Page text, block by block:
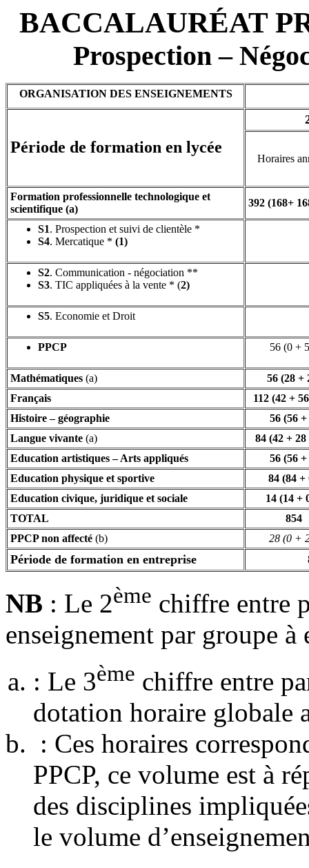
BACCALAURÉAT
Prospection –
ORGANISATION DES ENSEIGNEMENTS
Période de formation en lycée
Horaires
Formation professionnelle technologique et
scientifique (a)
392 (168+
S1. Prospection et suivi de clientèle *
S4. Mercatique * (1)
S2. Communication - négociation **
S3. TIC appliquées à la vente * (2)
S5. Economie et Droit
PPCP 56 (0 +
Mathématiques (a)
56 (28 +
Français
112 (42 +
Histoire – géographie
56 (56 +
Langue vivante (a)
84 (42 + 28
Education artistiques – Arts appliqués
56 (56 +
Education physique et sportive
84 (84 +
Education civique, juridique et sociale
14 (14 +
TOTAL
854
PPCP non affecté (b) 28 (0 +
Période de formation en entreprise
NB : Le 2ème chiffre entre
enseignement par groupe
: Le 3ème chiffre entre
dotation horaire globale
: Ces horaires
PPCP, ce volume est à
des disciplines
le volume